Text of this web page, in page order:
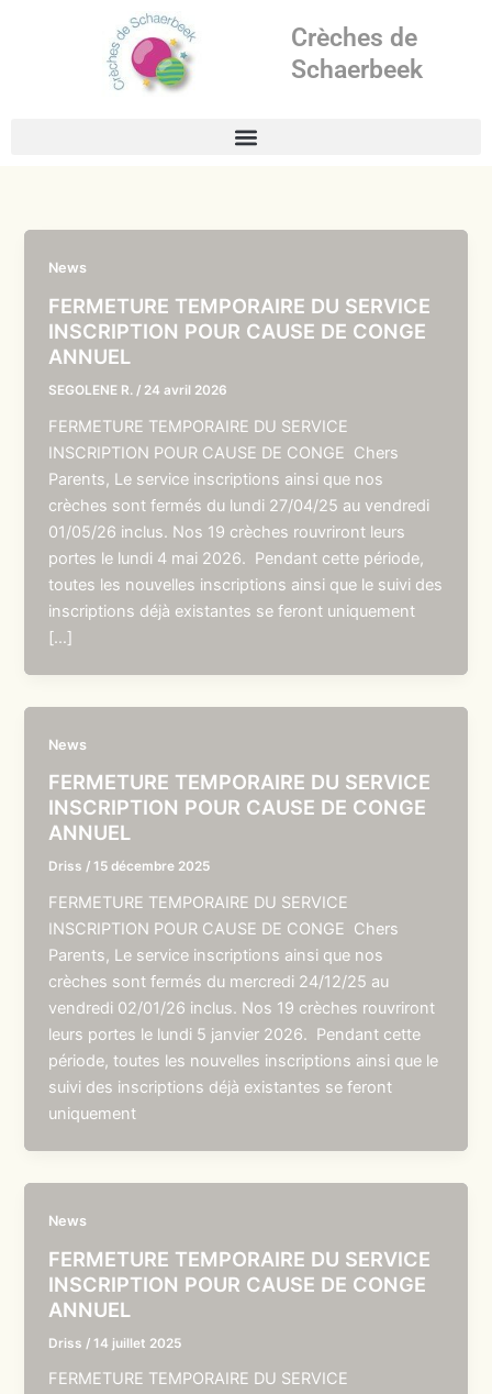
Crèches de
Schaerbeek
News
FERMETURE TEMPORAIRE DU SERVICE
INSCRIPTION POUR CAUSE DE CONGE
ANNUEL
SEGOLENE R. / 24 avril 2026
FERMETURE TEMPORAIRE DU SERVICE
INSCRIPTION POUR CAUSE DE CONGE Chers
Parents, Le service inscriptions ainsi que nos
crèches sont fermés du lundi 27/04/25 au vendredi
01/05/26 inclus. Nos 19 crèches rouvriront leurs
portes le lundi 4 mai 2026. Pendant cette période,
toutes les nouvelles inscriptions ainsi que le suivi des
inscriptions déjà existantes se feront uniquement
[…]
News
FERMETURE TEMPORAIRE DU SERVICE
INSCRIPTION POUR CAUSE DE CONGE
ANNUEL
Driss /15 décembre 2025
FERMETURE TEMPORAIRE DU SERVICE
INSCRIPTION POUR CAUSE DE CONGE Chers
Parents, Le service inscriptions ainsi que nos
crèches sont fermés du mercredi 24/12/25 au
vendredi 02/01/26 inclus. Nos 19 crèches rouvriront
leurs portes le lundi 5 janvier 2026. Pendant cette
période, toutes les nouvelles inscriptions ainsi que le
suivi des inscriptions déjà existantes se feront
uniquement
News
FERMETURE TEMPORAIRE DU SERVICE
INSCRIPTION POUR CAUSE DE CONGE
ANNUEL
Driss /14 juillet 2025
FERMETURE TEMPORAIRE DU SERVICE